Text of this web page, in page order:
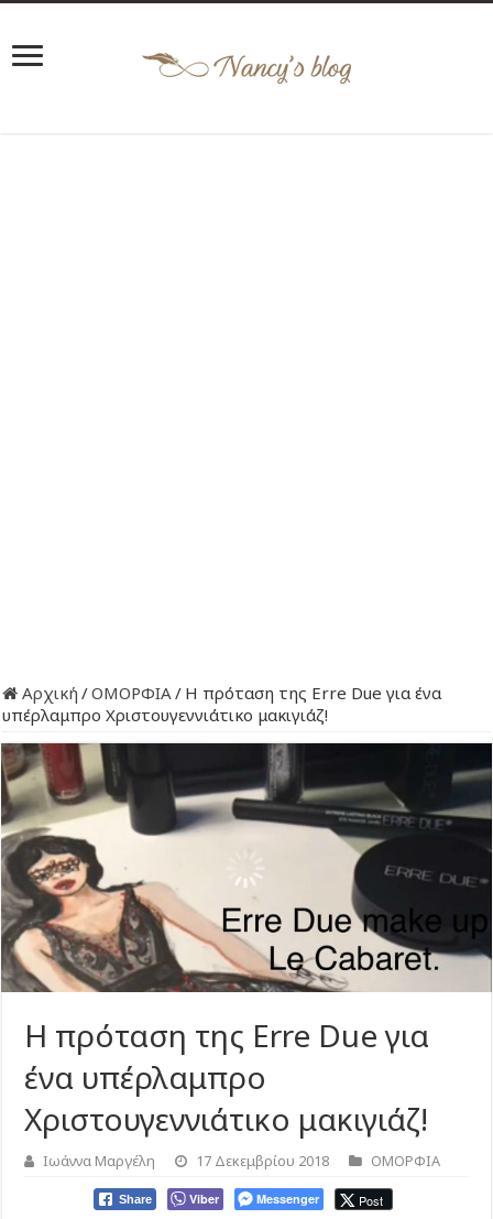
Αρχική /ΟΜΟΡΦΙΑ/ Η πρόταση της Erre Due για ένα
υπέρλαμπρο Χριστουγεννιάτικο μακιγιάζ!
Η πρόταση της Erre Due για
ένα υπέρλαμπρο
Χριστουγεννιάτικο μακιγιάζ!
Ιωάννα Μαργέλη 17 Δεκεμβρίου 2018 ΟΜΟΡΦΙΑ
Share Viber Messenger Post